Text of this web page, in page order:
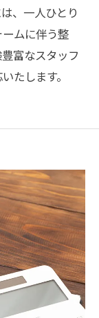
、一人ひとり
ムに伴う整
富なスタッフ
たします。